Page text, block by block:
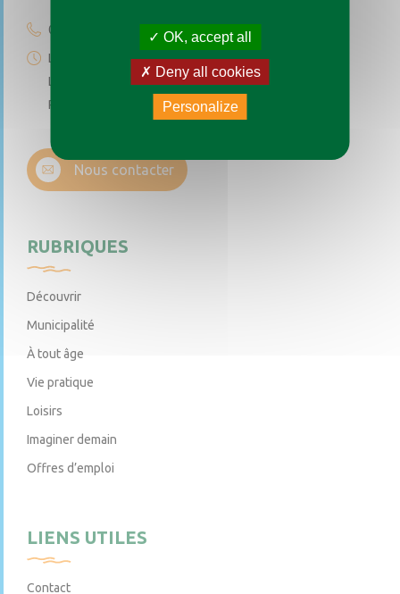
02 41 77 04 49
Lundi au vendredi de 9h à 12h
Le premier et troisième samedi du mois de 9h à 12h
Permanence téléphonique de 14h à 17h (sauf samedi)
Nous contacter
RUBRIQUES
Découvrir
Municipalité
À tout âge
Vie pratique
Loisirs
Imaginer demain
Offres d’emploi
LIENS UTILES
Contact
OK, accept all
Deny all cookies
Personalize